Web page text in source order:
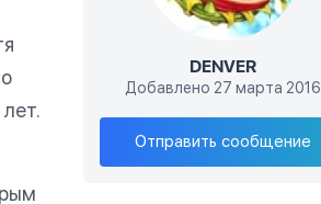
DENVER
Добавлено 27 марта 2016
Отправить сообщение